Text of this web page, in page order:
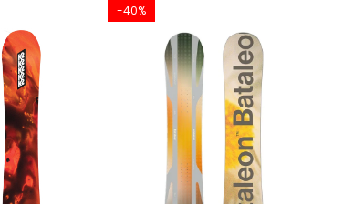
-40%